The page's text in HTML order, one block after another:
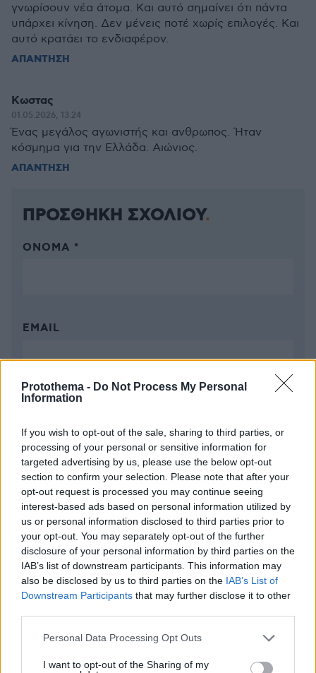
Protothema - Do Not Process My Personal
Information
If you wish to opt-out of the sale, sharing to third parties, or
processing of your personal or sensitive information for
targeted advertising by us, please use the below opt-out
section to confirm your selection. Please note that after your
opt-out request is processed you may continue seeing
interest-based ads based on personal information utilized by
us or personal information disclosed to third parties prior to
your opt-out. You may separately opt-out of the further
disclosure of your personal information by third parties on the
IAB’s list of downstream participants. This information may
also be disclosed by us to third parties on the IAB’s List of
Downstream Participants that may further disclose it to other
Please note that this website/app uses one or more Google
not limited to your visit or usage behaviour. You may click to
Personal Data Processing Opt Outs
I want to opt-out of the Sharing of my
γνωρίσουν νέα άτομα. Και αυτό σημαίνει ότι πάντα
υπάρχει κίνηση. Δεν μένεις ποτέ χωρίς επιλογές. Και
αυτό κρατάει το ενδιαφέρον.
ΑΠΑΝΤΗΣΗ
Κωστας
01.05.2026, 13:24
Ένας μεγάλος αγωνιστής και ανθρωπος. Ήταν
κόσμημα για την Ελλάδα. Αιώνιος.
ΑΠΑΝΤΗΣΗ
ΠΡΟΣΘΗΚΗ ΣΧΟΛΙΟΥ
ΌΝΟΜΑ *
EMAIL
Απομένουν2500χαρακτήρες
* Υποχρεωτικά πεδία